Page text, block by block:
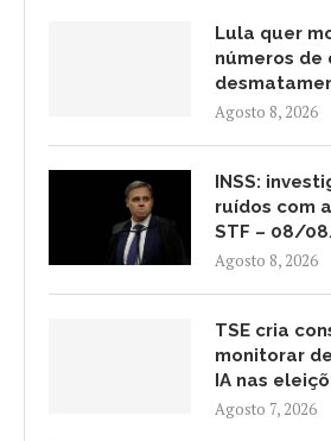
Lula quer
números de
Agosto 8, 2026
INSS:
ruídos com
STF – 08/
Agosto 8, 2026
TSE cria
monitorar
IA nas
Agosto 7, 2026